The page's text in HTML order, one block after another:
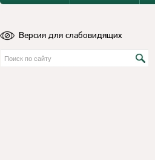
Версия для слабовидящих